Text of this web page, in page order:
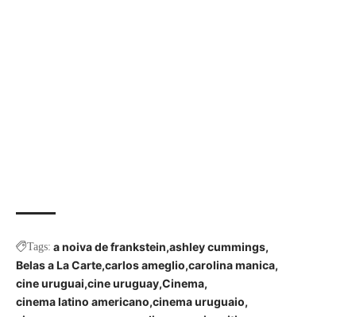
Tags: a noiva de frankstein ashley cummings
Belas a La Carte carlos ameglio carolina manica
cine uruguai cine uruguay Cinema
cinema latino americano cinema uruguaio